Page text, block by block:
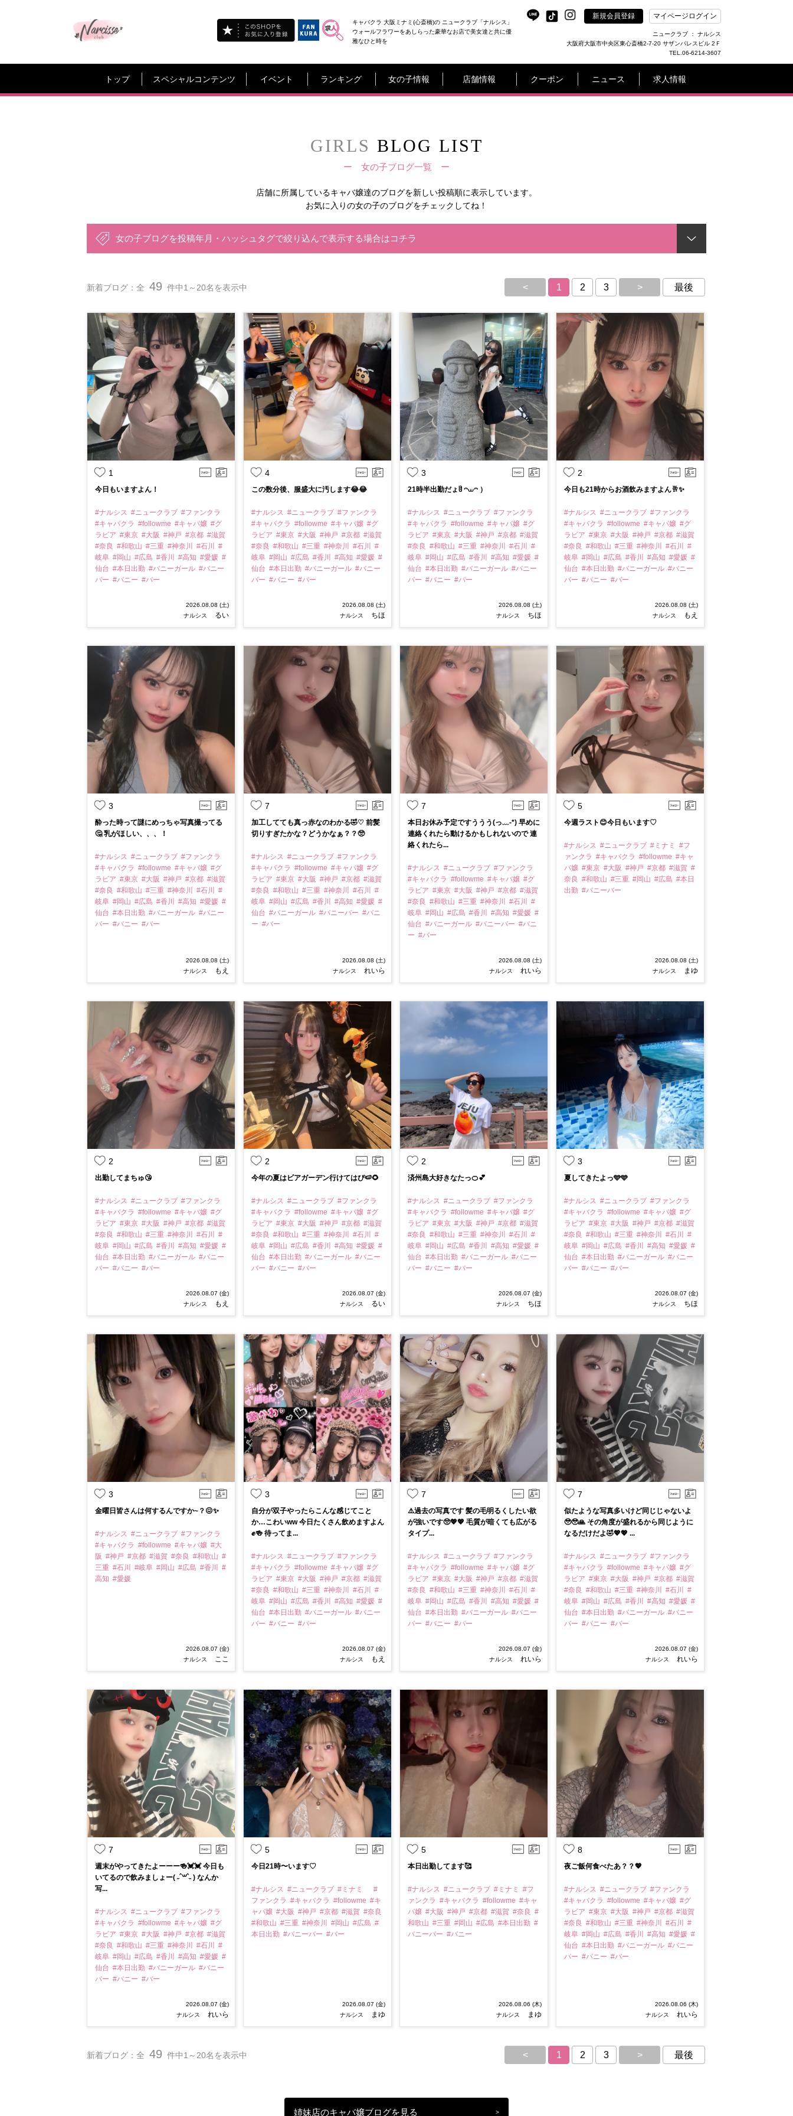
キャバクラ 大阪ミナミ(心斎橋)の ニュークラブ「ナルシス」
ウォールフラワーをあしらった豪華なお店で美女達と共に優
雅なひと時を
新規会員登録 マイページログイン
ニュークラブ ： ナルシス
大阪府大阪市中央区東心斎橋2-7-20 サザンパレスビル 2Ｆ
TEL.06-6214-3607
トップ スペシャルコンテンツ イベント ランキング 女の子情報 店舗情報 クーポン ニュース 求人情報
GIRLS BLOG LIST
ー 女の子ブログ一覧 ー
店舗に所属しているキャバ嬢達のブログを新しい投稿順に表示しています。
お気に入りの女の子のブログをチェックしてね！
女の子ブログを投稿年月・ハッシュタグで絞り込んで表示する場合はコチラ
新着ブログ：全 49 件中1～20名を表示中 < 1 2 3 > 最後
1
今日もいますよん！
#ナルシス #ニュークラブ #ファンクラ
#キャバクラ #followme #キャバ嬢 #グ
ラビア #東京 #大阪 #神戸 #京都 #滋賀
#奈良 #和歌山 #三重 #神奈川 #石川
#
岐阜 #岡山 #広島 #香川 #高知 #愛媛 #
仙台 #本日出勤 #バニーガール #バニー
バー #バニー #バー
2026.08.08 (土)
ナルシス
るい
4
この数分後、服盛大に汚します😂😂
#ナルシス #ニュークラブ #ファンクラ
#キャバクラ #followme #キャバ嬢 #グ
ラビア #東京 #大阪 #神戸 #京都 #滋賀
#奈良 #和歌山 #三重 #神奈川 #石川
#
岐阜 #岡山 #広島 #香川 #高知 #愛媛 #
仙台 #本日出勤 #バニーガール #バニー
バー #バニー #バー
2026.08.08 (土)
ナルシス
ちほ
3
21時半出勤だょჱ̒ ᴖ⩊ᴖ ）‪ ‪
#ナルシス #ニュークラブ #ファンクラ
#キャバクラ #followme #キャバ嬢 #グ
ラビア #東京 #大阪 #神戸 #京都 #滋賀
#奈良 #和歌山 #三重 #神奈川 #石川
#
岐阜 #岡山 #広島 #香川 #高知 #愛媛 #
仙台 #本日出勤 #バニーガール #バニー
バー #バニー #バー
2026.08.08 (土)
ナルシス
ちほ
2
今日も21時からお酒飲みますよん🥂✨
#ナルシス #ニュークラブ #ファンクラ
#キャバクラ #followme #キャバ嬢 #グ
ラビア #東京 #大阪 #神戸 #京都 #滋賀
#奈良 #和歌山 #三重 #神奈川 #石川
#
岐阜 #岡山 #広島 #香川 #高知 #愛媛 #
仙台 #本日出勤 #バニーガール #バニー
バー #バニー #バー
2026.08.08 (土)
ナルシス
もえ
3
酔った時って謎にめっちゃ写真撮ってる
🤔 乳がほしい、、、！
#ナルシス #ニュークラブ #ファンクラ
#キャバクラ #followme #キャバ嬢 #グ
ラビア #東京 #大阪 #神戸 #京都 #滋賀
#奈良 #和歌山 #三重 #神奈川 #石川
#
岐阜 #岡山 #広島 #香川 #高知 #愛媛 #
仙台 #本日出勤 #バニーガール #バニー
バー #バニー #バー
2026.08.08 (土)
ナルシス
もえ
7
加工してても真っ赤なのわかる🤣♡ 前髪
切りすぎたかな？どうかなぁ？？🥺
#ナルシス #ニュークラブ #ファンクラ
#キャバクラ #followme #キャバ嬢 #グ
ラビア #東京 #大阪 #神戸 #京都 #滋賀
#奈良 #和歌山 #三重 #神奈川 #石川
#
岐阜 #岡山 #広島 #香川 #高知 #愛媛 #
仙台 #バニーガール #バニーバー #バニ
ー #バー
2026.08.08 (土)
ナルシス
れいら
7
本日お休み予定ですううう(っ﹏-*) 早めに
連絡くれたら動けるかもしれないので 連
絡くれたら...
#ナルシス #ニュークラブ #ファンクラ
#キャバクラ #followme #キャバ嬢 #グ
ラビア #東京 #大阪 #神戸 #京都 #滋賀
#奈良 #和歌山 #三重 #神奈川 #石川
#
岐阜 #岡山 #広島 #香川 #高知 #愛媛 #
仙台 #バニーガール #バニーバー #バニ
ー #バー
2026.08.08 (土)
ナルシス
れいら
5
今週ラスト😊今日もいます♡
#ナルシス #ニュークラブ #ミナミ
#フ
ァンクラ #キャバクラ #followme #キャ
バ嬢 #東京 #大阪 #神戸 #京都 #滋賀 #
奈良 #和歌山 #三重 #岡山 #広島 #本日
出勤 #バニーバー
2026.08.08 (土)
ナルシス
まゆ
2
出勤してまちゅ😘
#ナルシス #ニュークラブ #ファンクラ
#キャバクラ #followme #キャバ嬢 #グ
ラビア #東京 #大阪 #神戸 #京都 #滋賀
#奈良 #和歌山 #三重 #神奈川 #石川
#
岐阜 #岡山 #広島 #香川 #高知 #愛媛 #
仙台 #本日出勤 #バニーガール #バニー
バー #バニー #バー
2026.08.07 (金)
ナルシス
もえ
2
今年の夏はビアガーデン行けてはぴ🍉🌻
#ナルシス #ニュークラブ #ファンクラ
#キャバクラ #followme #キャバ嬢 #グ
ラビア #東京 #大阪 #神戸 #京都 #滋賀
#奈良 #和歌山 #三重 #神奈川 #石川
#
岐阜 #岡山 #広島 #香川 #高知 #愛媛 #
仙台 #本日出勤 #バニーガール #バニー
バー #バニー #バー
2026.08.07 (金)
ナルシス
るい
2
済州島大好きなたっ🍊💕
#ナルシス #ニュークラブ #ファンクラ
#キャバクラ #followme #キャバ嬢 #グ
ラビア #東京 #大阪 #神戸 #京都 #滋賀
#奈良 #和歌山 #三重 #神奈川 #石川
#
岐阜 #岡山 #広島 #香川 #高知 #愛媛 #
仙台 #本日出勤 #バニーガール #バニー
バー #バニー #バー
2026.08.07 (金)
ナルシス
ちほ
3
夏してきたよっ🩵🩵
#ナルシス #ニュークラブ #ファンクラ
#キャバクラ #followme #キャバ嬢 #グ
ラビア #東京 #大阪 #神戸 #京都 #滋賀
#奈良 #和歌山 #三重 #神奈川 #石川
#
岐阜 #岡山 #広島 #香川 #高知 #愛媛 #
仙台 #本日出勤 #バニーガール #バニー
バー #バニー #バー
2026.08.07 (金)
ナルシス
ちほ
3
金曜日皆さんは何するんですか~？😖✨
#ナルシス #ニュークラブ #ファンクラ
#キャバクラ #followme #キャバ嬢 #大
阪 #神戸 #京都 #滋賀 #奈良 #和歌山 #
三重 #石川 #岐阜 #岡山 #広島 #香川
#
高知 #愛媛
2026.08.07 (金)
ナルシス
ここ
3
自分が双子やったらこんな感じてこと
か…こわいww 今日たくさん飲めますよん
✊🍻 待ってま...
#ナルシス #ニュークラブ #ファンクラ
#キャバクラ #followme #キャバ嬢 #グ
ラビア #東京 #大阪 #神戸 #京都 #滋賀
#奈良 #和歌山 #三重 #神奈川 #石川
#
岐阜 #岡山 #広島 #香川 #高知 #愛媛 #
仙台 #本日出勤 #バニーガール #バニー
バー #バニー #バー
2026.08.07 (金)
ナルシス
もえ
7
⚠️過去の写真です 髪の毛明るくしたい欲
が強いです🥺💖💖 毛質が暗くても広がる
タイプ...
#ナルシス #ニュークラブ #ファンクラ
#キャバクラ #followme #キャバ嬢 #グ
ラビア #東京 #大阪 #神戸 #京都 #滋賀
#奈良 #和歌山 #三重 #神奈川 #石川
#
岐阜 #岡山 #広島 #香川 #高知 #愛媛 #
仙台 #本日出勤 #バニーガール #バニー
バー #バニー #バー
2026.08.07 (金)
ナルシス
れいら
7
似たような写真多いけど同じじゃないよ
🥹🥹🙏 その角度が盛れるから同じように
なるだけだよ🤣💖💖 ...
#ナルシス #ニュークラブ #ファンクラ
#キャバクラ #followme #キャバ嬢 #グ
ラビア #東京 #大阪 #神戸 #京都 #滋賀
#奈良 #和歌山 #三重 #神奈川 #石川
#
岐阜 #岡山 #広島 #香川 #高知 #愛媛 #
仙台 #本日出勤 #バニーガール #バニー
バー #バニー #バー
2026.08.07 (金)
ナルシス
れいら
7
週末がやってきたよーーー🍻💓💓 今日も
いてるので飲みましょー( ˶ˆ꒳ˆ˵ ) なんか
写...
#ナルシス #ニュークラブ #ファンクラ
#キャバクラ #followme #キャバ嬢 #グ
ラビア #東京 #大阪 #神戸 #京都 #滋賀
#奈良 #和歌山 #三重 #神奈川 #石川
#
岐阜 #岡山 #広島 #香川 #高知 #愛媛 #
仙台 #本日出勤 #バニーガール #バニー
バー #バニー #バー
2026.08.07 (金)
ナルシス
れいら
5
今日21時〜います♡
#ナルシス #ニュークラブ #ミナミ
#
ファンクラ #キャバクラ #followme #キ
ャバ嬢 #大阪 #神戸 #京都 #滋賀 #奈良
#和歌山 #三重 #神奈川 #岡山 #広島 #
本日出勤 #バニーバー #バー
2026.08.07 (金)
ナルシス
まゆ
5
本日出勤してます🥰
#ナルシス #ニュークラブ #ミナミ
#フ
ァンクラ #キャバクラ #followme #キャ
バ嬢 #大阪 #神戸 #京都 #滋賀 #奈良 #
和歌山 #三重 #岡山 #広島 #本日出勤 #
バニーバー #バニー
2026.08.06 (木)
ナルシス
まゆ
8
夜ご飯何食べたあ？？💖
#ナルシス #ニュークラブ #ファンクラ
#キャバクラ #followme #キャバ嬢 #グ
ラビア #東京 #大阪 #神戸 #京都 #滋賀
#奈良 #和歌山 #三重 #神奈川 #石川
#
岐阜 #岡山 #広島 #香川 #高知 #愛媛 #
仙台 #本日出勤 #バニーガール #バニー
バー #バニー #バー
2026.08.06 (木)
ナルシス
れいら
新着ブログ：全 49 件中1～20名を表示中 < 1 2 3 > 最後
姉妹店のキャバ嬢ブログを見る >